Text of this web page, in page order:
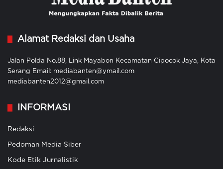
Alamat Redaksi dan Usaha
Jalan Polda No.88, Link Mayabon Kecamatan Cipocok Jaya, Kota
Serang Email: mediabanten@ymail.com
mediabanten2012@gmail.com
INFORMASI
Redaksi
Pedoman Media Siber
Kode Etik Jurnalistik